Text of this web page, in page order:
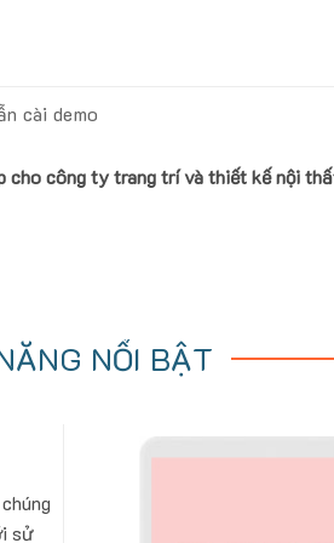
cài demo
công ty trang trí và thiết kế nội
NỔI BẬT
sử